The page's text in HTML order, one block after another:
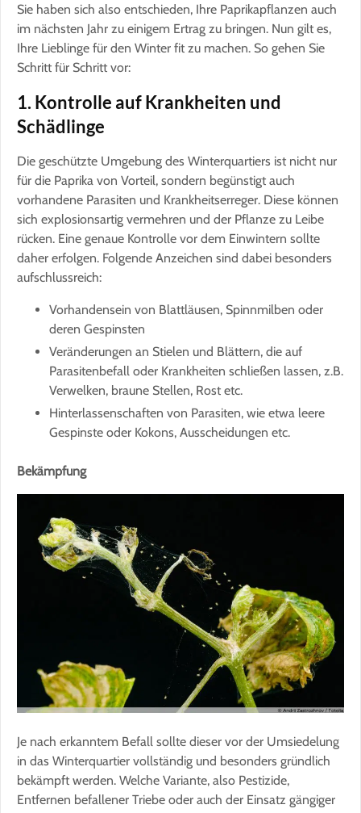
Sie haben sich also entschieden, Ihre Paprikapflanzen auch
im nächsten Jahr zu einigem Ertrag zu bringen. Nun gilt es,
Ihre Lieblinge für den Winter fit zu machen. So gehen Sie
Schritt für Schritt vor:
1. Kontrolle auf Krankheiten und
Schädlinge
Die geschützte Umgebung des Winterquartiers ist nicht nur
für die Paprika von Vorteil, sondern begünstigt auch
vorhandene Parasiten und Krankheitserreger. Diese können
sich explosionsartig vermehren und der Pflanze zu Leibe
rücken. Eine genaue Kontrolle vor dem Einwintern sollte
daher erfolgen. Folgende Anzeichen sind dabei besonders
aufschlussreich:
Vorhandensein von Blattläusen, Spinnmilben oder
deren Gespinsten
Veränderungen an Stielen und Blättern, die auf
Parasitenbefall oder Krankheiten schließen lassen, z.B.
Verwelken, braune Stellen, Rost etc.
Hinterlassenschaften von Parasiten, wie etwa leere
Gespinste oder Kokons, Ausscheidungen etc.
Bekämpfung
Je nach erkanntem Befall sollte dieser vor der Umsiedelung
in das Winterquartier vollständig und besonders gründlich
bekämpft werden. Welche Variante, also Pestizide,
Entfernen befallener Triebe oder auch der Einsatz gängiger